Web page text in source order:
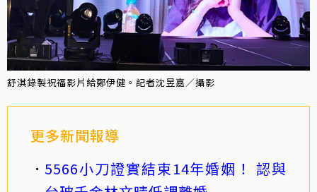
舒淇錄製祝福影片給鄭伊健。記者沈昱嘉／攝影
更多新聞報導
5566小刀證實結束14年婚姻！ 認與